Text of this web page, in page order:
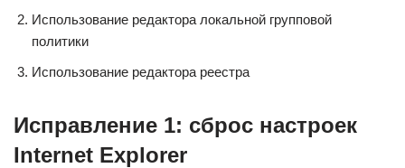
Использование редактора локальной групповой
политики
Использование редактора реестра
Исправление 1: сброс настроек
Internet Explorer